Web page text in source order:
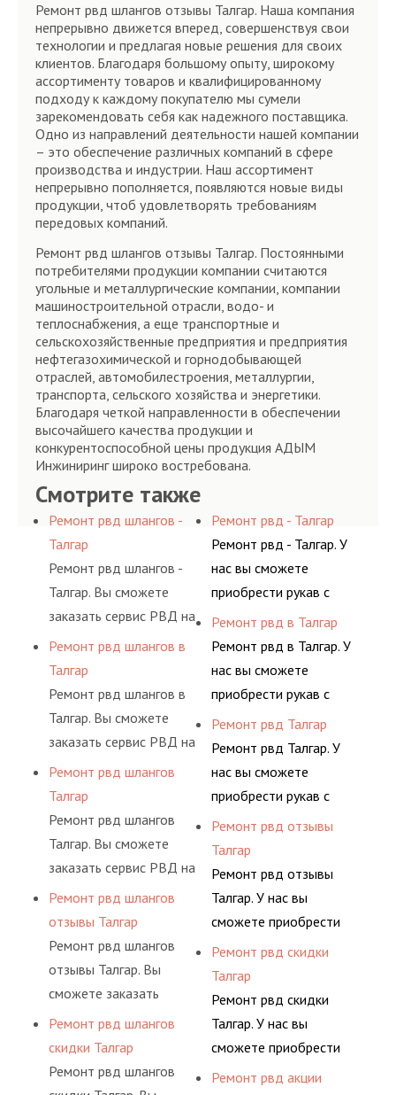
Ремонт рвд шлангов отзывы Талгар. Наша компания
непрерывно движется вперед, совершенствуя свои
технологии и предлагая новые решения для своих
клиентов. Благодаря большому опыту, широкому
ассортименту товаров и квалифицированному
подходу к каждому покупателю мы сумели
зарекомендовать себя как надежного поставщика.
Одно из направлений деятельности нашей компании
– это обеспечение различных компаний в сфере
производства и индустрии. Наш ассортимент
непрерывно пополняется, появляются новые виды
продукции, чтоб удовлетворять требованиям
передовых компаний.
Ремонт рвд шлангов отзывы Талгар. Постоянными
потребителями продукции компании считаются
угольные и металлургические компании, компании
машиностроительной отрасли, водо- и
теплоснабжения, а еще транспортные и
сельскохозяйственные предприятия и предприятия
нефтегазохимической и горнодобывающей
отраслей, автомобилестроения, металлургии,
транспорта, сельского хозяйства и энергетики.
Благодаря четкой направленности в обеспечении
высочайшего качества продукции и
конкурентоспособной цены продукция АДЫМ
Инжиниринг широко востребована.
Смотрите также
Ремонт рвд шлангов -
Талгар
Ремонт рвд шлангов -
Талгар. Вы сможете
заказать сервис РВД на
разовой основе либо на
условиях
долговременного
комплексного
обслуживания
предприятия.
Ремонт рвд шлангов в
Талгар
Ремонт рвд шлангов в
Талгар. Вы сможете
заказать сервис РВД на
разовой основе либо на
условиях
долговременного
комплексного
обслуживания
предприятия.
Ремонт рвд шлангов
Талгар
Ремонт рвд шлангов
Талгар. Вы сможете
заказать сервис РВД на
разовой основе либо на
условиях
долговременного
комплексного
обслуживания
предприятия.
Ремонт рвд шлангов
отзывы Талгар
Ремонт рвд шлангов
отзывы Талгар. Вы
сможете заказать
сервис РВД на разовой
основе либо на
условиях
долговременного
Ремонт рвд шлангов
скидки Талгар
Ремонт рвд шлангов
Ремонт рвд - Талгар
Ремонт рвд - Талгар. У
нас вы сможете
приобрести рукав с
разными фитингами и
комплектующими,
АДЫМ Инжиниринг
предлагает ремонт
давления. Ремонт
шлангов производится
ными спецами, которые
помогут решить любую
сложную задачу.
Ремонт рвд в Талгар
Ремонт рвд в Талгар. У
нас вы сможете
приобрести рукав с
разными фитингами и
комплектующими,
АДЫМ Инжиниринг
предлагает ремонт
давления. Ремонт
шлангов производится
высококвалифицирован
ными спецами, которые
помогут решить любую
сложную задачу.
Ремонт рвд Талгар
Ремонт рвд Талгар. У
нас вы сможете
приобрести рукав с
разными фитингами и
комплектующими,
АДЫМ Инжиниринг
предлагает ремонт
шлангов высокого
шлангов производится
высококвалифицирован
ными спецами, которые
помогут решить любую
сложную задачу.
Ремонт рвд отзывы
Талгар
Ремонт рвд отзывы
Талгар. У нас вы
сможете приобрести
рукав с разными
фитингами и
комплектующими,
АДЫМ Инжиниринг
предлагает ремонт
давления. Ремонт
Ремонт рвд скидки
Талгар
Ремонт рвд скидки
Талгар. У нас вы
сможете приобрести
рукав с разными
Ремонт рвд акции